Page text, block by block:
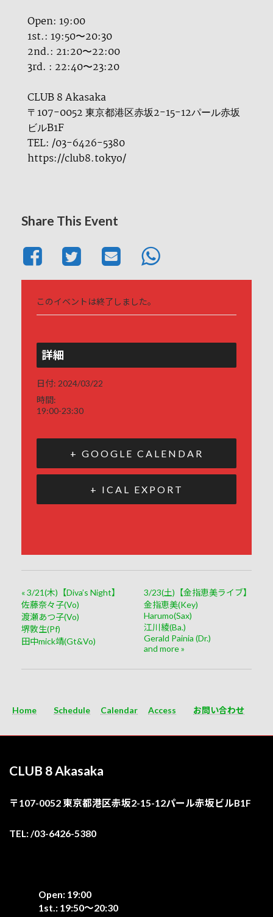
Open: 19:00
1st.: 19:50〜20:30
2nd.: 21:20〜22:00
3rd. : 22:40〜23:20
CLUB 8 Akasaka
〒107-0052 東京都港区赤坂2-15-12パール赤坂
ビルB1F
TEL: /03-6426-5380
https://club8.tokyo/
Share This Event
このイベントは終了しました。
詳細
日付: 2024/03/22
時間:
19:00-23:30
+ GOOGLE CALENDAR
+ ICAL EXPORT
«3/21(木)【Diva’s Night】
佐藤奈々子(Vo)
渡瀬あつ子(Vo)
堺敦生(Pf)
田中mick靖(Gt&Vo)
3/23(土)【金指恵美ライブ】
金指恵美(Key)
Harumo(Sax)
江川綾(Ba.)
Gerald Painia (Dr.)
and more»
Home Schedule Calendar Access お問い合わせ
CLUB 8 Akasaka
〒107-0052 東京都港区赤坂2-15-12パール赤坂ビルB1F
TEL: /03-6426-5380
Open: 19:00
1st.: 19:50〜20:30